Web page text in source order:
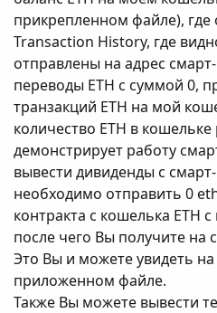
прикрепленном файле),
Transaction History, где
отправлены на адрес
переводы ETH с суммой 0,
транзакций ETH на мой
количество ETH в кошельке
демонстрирует работу
вывести дивиденды с
необходимо отправить 0
контракта с кошелька ETH
после чего Вы получите на
Это Вы и можете увидеть
приложенном файле.
Также Вы можете вывести